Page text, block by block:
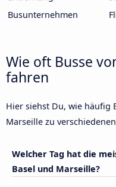
Busunternehmen
Wie oft Busse
fahren
Hier siehst Du, wie häufig
Marseille zu
Welcher Tag hat die
Basel und Marseille?